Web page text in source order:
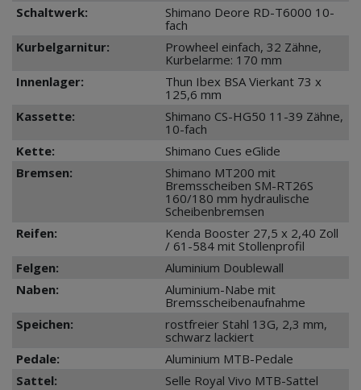
Schaltwerk:
Shimano Deore RD-T6000 10-
fach
Kurbelgarnitur:
Prowheel einfach, 32 Zähne,
Kurbelarme: 170 mm
Innenlager:
Thun Ibex BSA Vierkant 73 x
125,6 mm
Kassette:
Shimano CS-HG50 11-39 Zähne,
10-fach
Kette:
Shimano Cues eGlide
Bremsen:
Shimano MT200 mit
Bremsscheiben SM-RT26S
160/180 mm hydraulische
Scheibenbremsen
Reifen:
Kenda Booster 27,5 x 2,40 Zoll
/ 61-584 mit Stollenprofil
Felgen:
Aluminium Doublewall
Naben:
Aluminium-Nabe mit
Bremsscheibenaufnahme
Speichen:
rostfreier Stahl 13G, 2,3 mm,
schwarz lackiert
Pedale:
Aluminium MTB-Pedale
Sattel:
Selle Royal Vivo MTB-Sattel